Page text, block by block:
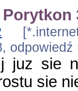
juz sie
sie